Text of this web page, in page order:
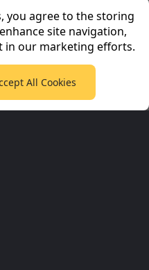
you agree to the storing
site navigation,
in our marketing efforts.
All Cookies